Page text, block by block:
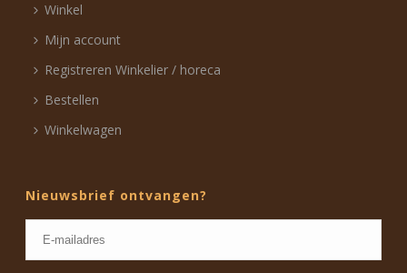
Winkel
Mijn account
Registreren Winkelier / horeca
Bestellen
Winkelwagen
Nieuwsbrief ontvangen?